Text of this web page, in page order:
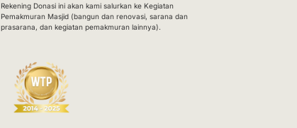
Rekening Donasi ini akan kami salurkan ke Kegiatan
Pemakmuran Masjid (bangun dan renovasi, sarana dan
prasarana, dan kegiatan pemakmuran lainnya).